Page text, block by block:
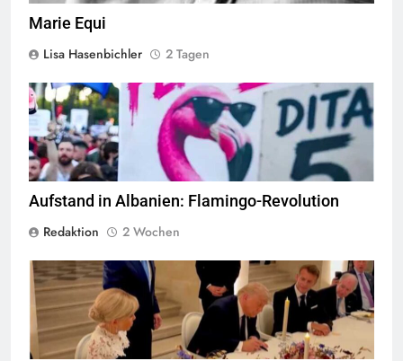
Marie Equi
Lisa Hasenbichler
2 Tagen
Flamingo revolucioni © Daniel Olivenbaum
Aufstand in Albanien: Flamingo-Revolution
Redaktion
2 Wochen
Trump war sich der Ironie, die US-Niederlage gerade in Versailles
zu unterzeichnen, sicher nicht bewusst Foto: Screenshot CRUX und
CNN-News18